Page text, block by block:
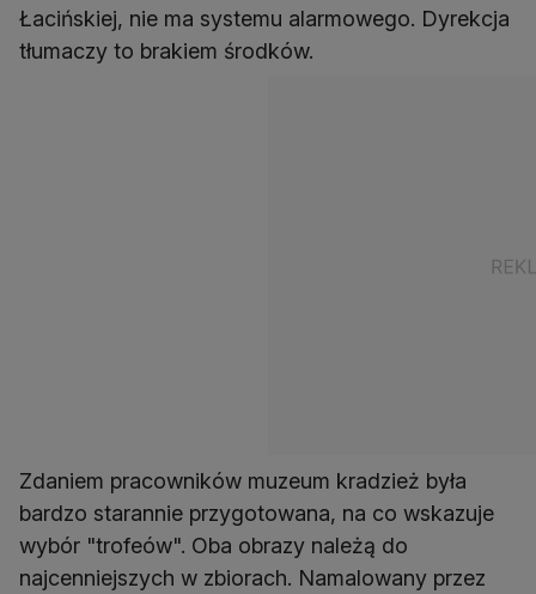
Łacińskiej, nie ma systemu alarmowego. Dyrekcja
tłumaczy to brakiem środków.
Zdaniem pracowników muzeum kradzież była
bardzo starannie przygotowana, na co wskazuje
wybór "trofeów". Oba obrazy należą do
najcenniejszych w zbiorach. Namalowany przez